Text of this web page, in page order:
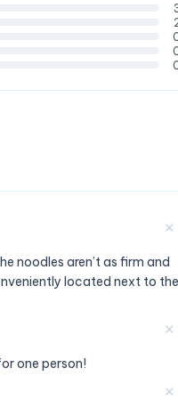
✕
noodles aren’t as firm and
located next to the
✕
one person!
✕